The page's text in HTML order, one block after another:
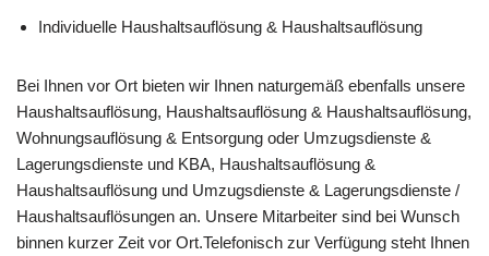
Individuelle Haushaltsauflösung & Haushaltsauflösung
Bei Ihnen vor Ort bieten wir Ihnen naturgemäß ebenfalls unsere
Haushaltsauflösung, Haushaltsauflösung & Haushaltsauflösung,
Wohnungsauflösung & Entsorgung oder Umzugsdienste &
Lagerungsdienste und KBA, Haushaltsauflösung &
Haushaltsauflösung und Umzugsdienste & Lagerungsdienste /
Haushaltsauflösungen an. Unsere Mitarbeiter sind bei Wunsch
binnen kurzer Zeit vor Ort.Telefonisch zur Verfügung steht Ihnen